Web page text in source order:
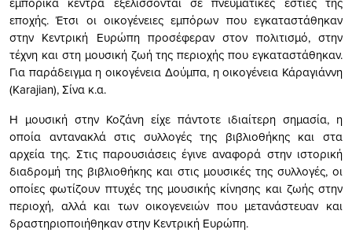
εποχής. Έτσι οι οικογένειες εμπόρων που εγκαταστάθηκαν
στην Κεντρική Ευρώπη προσέφεραν στον πολιτισμό, στην
τέχνη και στη μουσική ζωή της περιοχής που εγκαταστάθηκαν.
Για παράδειγμα η οικογένεια Δούμπα, η οικογένεια Κάραγιάννη
(Karajian), Σίνα κ.α.
Η μουσική στην Κοζάνη είχε πάντοτε ιδιαίτερη σημασία, η
οποία αντανακλά στις συλλογές της βιβλιοθήκης και στα
αρχεία της. Στις παρουσιάσεις έγινε αναφορά στην ιστορική
διαδρομή της βιβλιοθήκης και στις μουσικές της συλλογές, οι
οποίες φωτίζουν πτυχές της μουσικής κίνησης και ζωής στην
περιοχή, αλλά και των οικογενειών που μετανάστευαν και
δραστηριοποιήθηκαν στην Κεντρική Ευρώπη.